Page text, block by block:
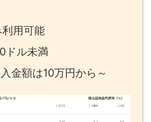
用可能
ドル未満
金額は10万円から～